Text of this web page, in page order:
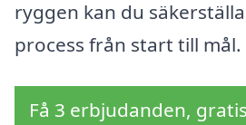
ryggen kan du
process från start till mål.
Få 3 erbjudanden,